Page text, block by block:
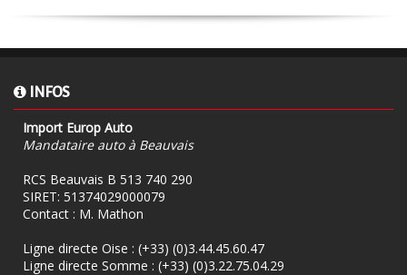
INFOS
Import Europ Auto
Mandataire auto à Beauvais
RCS Beauvais B 513 740 290
SIRET: 51374029000079
Contact : M. Mathon
Ligne directe Oise : (+33) (0)3.44.45.60.47
Ligne directe Somme : (+33) (0)3.22.75.04.29